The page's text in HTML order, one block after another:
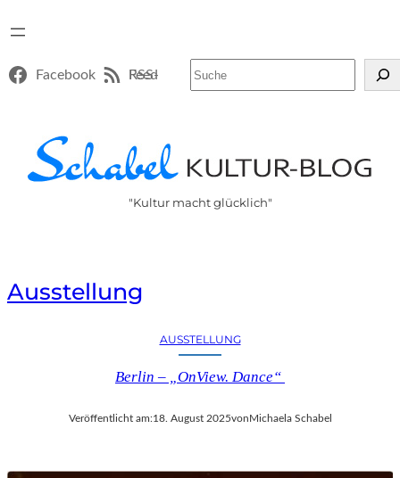
Facebook RSS-Feed
"Kultur macht glücklich"
Ausstellung
AUSSTELLUNG
Berlin – „OnView. Dance“
Veröffentlicht am:18. August 2025von Michaela Schabel